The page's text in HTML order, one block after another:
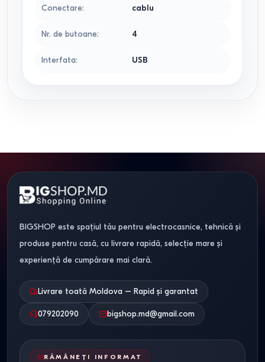
Conectare: cablu
Nr. de butoane: 4
Interfata: USB
BIGSHOP este spațiul tău pentru electrocasnice, tehnică și
produse pentru casă, cu livrare rapidă, selecție mare și
experiență de cumpărare mai clară.
Livrare toată Moldova – Rapid și garantat
079202090 bigshop.md@gmail.com
RĂMÂNEȚI INFORMAT